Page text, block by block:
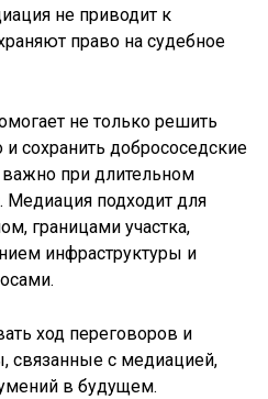
не приводит к
право на судебное
не только решить
сохранить добрососедские
при длительном
подходит для
границами участка,
инфраструктуры и
ход переговоров и
связанные с медиацией,
в будущем.